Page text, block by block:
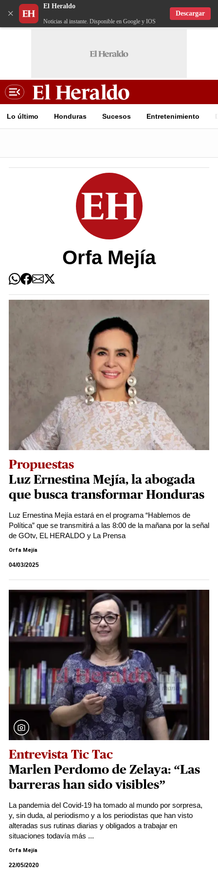
×
El Heraldo
Noticias al instante. Disponible en Google y IOS
Descargar
Lo último Honduras Sucesos Entretenimiento
Orfa Mejía
Propuestas
Luz Ernestina Mejía, la abogada
que busca transformar Honduras
Luz Ernestina Mejía estará en el programa “Hablemos de
Política” que se transmitirá a las 8:00 de la mañana por la señal
de GOtv, EL HERALDO y La Prensa
Orfa Mejía
04/03/2025
Entrevista Tic Tac
Marlen Perdomo de Zelaya: “Las
barreras han sido visibles”
La pandemia del Covid-19 ha tomado al mundo por sorpresa,
y, sin duda, al periodismo y a los periodistas que han visto
alteradas sus rutinas diarias y obligados a trabajar en
situaciones todavía más ...
Orfa Mejía
22/05/2020